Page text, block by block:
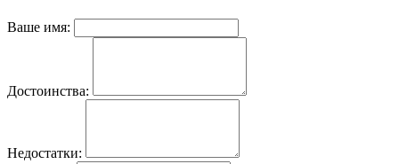
Ваше имя:
Достоинства:
Недостатки: